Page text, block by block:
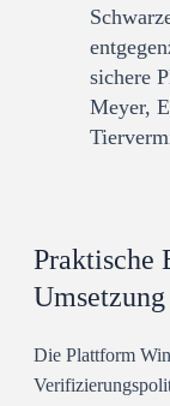
sichere
Meyer,
Praktische
Die Plattform